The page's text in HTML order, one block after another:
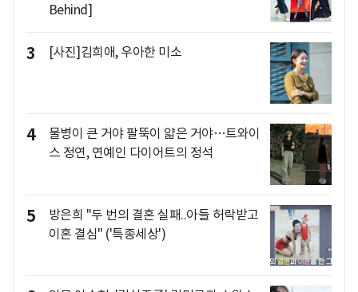
Behind]
3 [사진]김희애, 우아한 미소
4
물병이 큰 거야 팔뚝이 얇은 거야…트와이
스 정연, 연예인 다이어트의 정석
5
방은희 "두 번의 결혼 실패..아들 허락받고
이혼 결심" ('특종세상')